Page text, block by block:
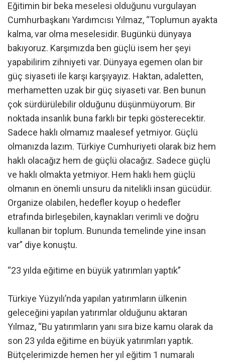
Eğitimin bir beka meselesi olduğunu vurgulayan
Cumhurbaşkanı Yardımcısı Yılmaz, “Toplumun ayakta
kalma, var olma meselesidir. Bugünkü dünyaya
bakıyoruz. Karşımızda ben güçlü isem her şeyi
yapabilirim zihniyeti var. Dünyaya egemen olan bir
güç siyaseti ile karşı karşıyayız. Haktan, adaletten,
merhametten uzak bir güç siyaseti var. Ben bunun
çok sürdürülebilir olduğunu düşünmüyorum. Bir
noktada insanlık buna farklı bir tepki gösterecektir.
Sadece haklı olmamız maalesef yetmiyor. Güçlü
olmanızda lazım. Türkiye Cumhuriyeti olarak biz hem
haklı olacağız hem de güçlü olacağız. Sadece güçlü
ve haklı olmakta yetmiyor. Hem haklı hem güçlü
olmanın en önemli unsuru da nitelikli insan gücüdür.
Organize olabilen, hedefler koyup o hedefler
etrafında birleşebilen, kaynakları verimli ve doğru
kullanan bir toplum. Bununda temelinde yine insan
var” diye konuştu.
“23 yılda eğitime en büyük yatırımları yaptık”
Türkiye Yüzyılı’nda yapılan yatırımların ülkenin
geleceğini yapılan yatırımlar olduğunu aktaran
Yılmaz, “Bu yatırımların yanı sıra bize kamu olarak da
son 23 yılda eğitime en büyük yatırımları yaptık.
Bütçelerimizde hemen her yıl eğitim 1 numaralı